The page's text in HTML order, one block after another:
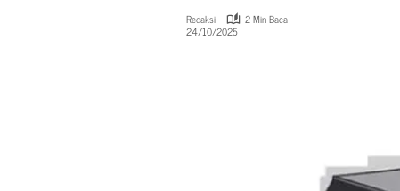
Redaksi 2 Min Baca
24/10/2025